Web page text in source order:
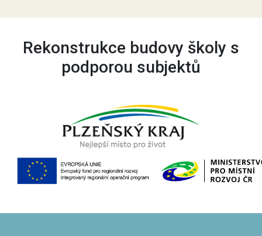
Rekonstrukce budovy školy s
podporou subjektů